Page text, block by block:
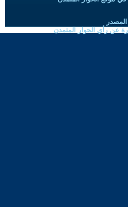
عن رأي الحوار المتمدن